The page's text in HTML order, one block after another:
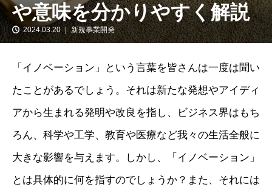
や意味を分かりやすく解説
2024.03.20 新規事業開発
「イノベーション」という言葉を皆さんは一度は聞い
たことがあるでしょう。それは新たな発想やアイディ
アから生まれる発明や改良を指し、ビジネス界はもち
ろん、科学や工学、教育や医療など我々の生活全般に
大きな影響を与えます。しかし、「イノベーション」
とは具体的に何を指すのでしょうか？また、それには